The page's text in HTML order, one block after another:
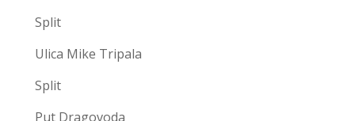
Split
Ulica Mike Tripala
Split
Put Dragovoda